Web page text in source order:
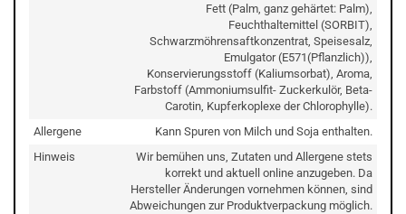
Fett (Palm, ganz gehärtet: Palm),
Feuchthaltemittel (SORBIT),
Schwarzmöhrensaftkonzentrat, Speisesalz,
Emulgator (E571(Pflanzlich)),
Konservierungsstoff (Kaliumsorbat), Aroma,
Farbstoff (Ammoniumsulfit- Zuckerkulör, Beta-
Carotin, Kupferkoplexe der Chlorophylle).
Allergene
Kann Spuren von Milch und Soja enthalten.
Hinweis
Wir bemühen uns, Zutaten und Allergene stets
korrekt und aktuell online anzugeben. Da
Hersteller Änderungen vornehmen können, sind
Abweichungen zur Produktverpackung möglich.